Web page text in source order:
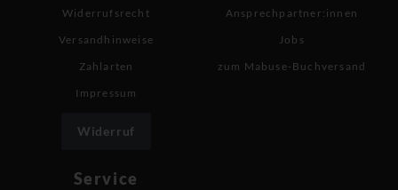
Widerrufsrecht
Versandhinweise
Zahlarten
Impressum
Widerruf
Ansprechpartner:innen
Jobs
zum Mabuse-Buchversand
Service